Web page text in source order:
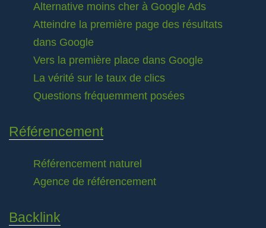
Alternative moins cher à Google Ads
Atteindre la première page des résultats
dans Google
Vers la première place dans Google
La vérité sur le taux de clics
Questions fréquemment posées
Référencement
Référencement naturel
Agence de référencement
Backlink